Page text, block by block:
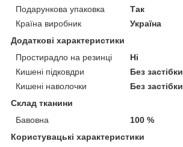
Подарункова упаковка
Так
Країна виробник
Україна
Додаткові характеристики
Простирадло на резинці
Ні
Кишені підковдри
Без застібки
Кишені наволочки
Без застібки
Склад тканини
Бавовна
100 %
Користувацькі характеристики